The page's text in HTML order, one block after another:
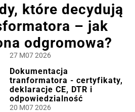
które decydują
– jak
odgromowa?
27 M07 2026
Dokumentacja
tranformatora - certyfikaty,
deklaracje CE, DTR i
odpowiedzialność
20 M07 2026